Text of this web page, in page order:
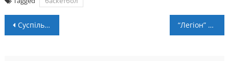
Навігація
Суспільне Івано-Франківськ покаже Чемпіонат світу в Катарі “Легіон” зустрінеться з чинним чемпіоном України (+ LIVE)